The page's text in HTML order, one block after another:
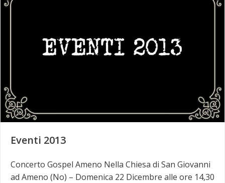
Eventi 2013
Concerto Gospel Ameno Nella Chiesa di San Giovanni
ad Ameno (No) – Domenica 22 Dicembre alle ore 14,30